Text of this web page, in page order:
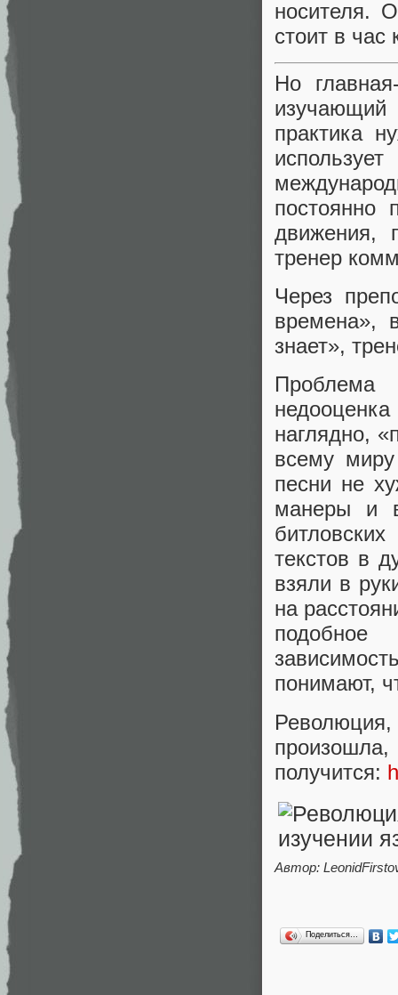
носителя.
стоит в
Но
практика
постоянно
движения,
тренер
Через
времена»,
знает»,
наглядно,
всему
песни не
манеры и
текстов в
взяли в
на
подобное
понимают,
получится:
Автор:
Поделиться…